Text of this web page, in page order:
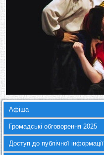
Афіша
Громадські обговорення 2025
Доступ до публічної інформації